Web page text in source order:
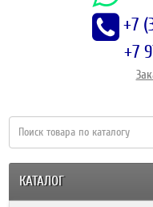
+7
+7
КАТАЛОГ